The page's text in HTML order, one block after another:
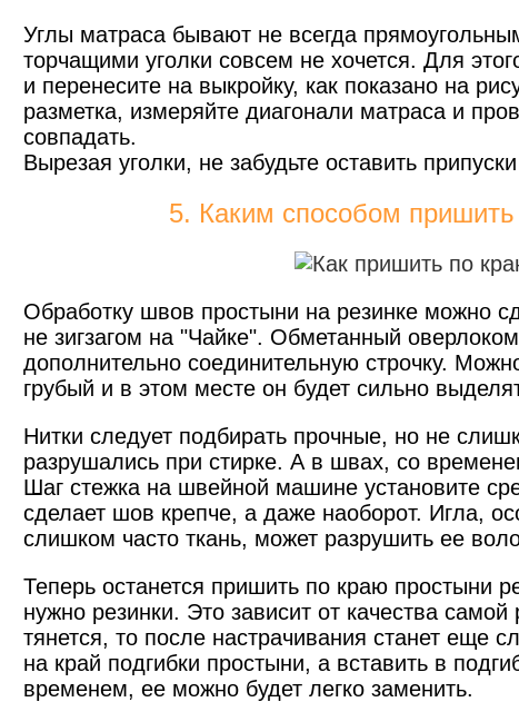
Углы матраса бывают не всегда
торчащими уголки совсем не хочется. Для
и перенесите на выкройку, как показано на
разметка, измеряйте диагонали матраса и
совпадать.
Вырезая уголки, не забудьте оставить
5. Каким способом
Обработку швов простыни на резинке можно
не зигзагом на "Чайке". Обметанный
дополнительно соединительную строчку.
грубый и в этом месте он будет сильно
Нитки следует подбирать прочные, но не
разрушались при стирке. А в швах, со
Шаг стежка на швейной машине установите
сделает шов крепче, а даже наоборот. Игла,
слишком часто ткань, может разрушить ее
Теперь останется пришить по краю простыни
нужно резинки. Это зависит от качества
тянется, то после настрачивания станет еще
на край подгибки простыни, а вставить в
временем, ее можно будет легко заменить.